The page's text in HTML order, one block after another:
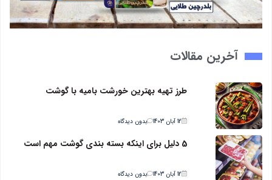
آخرین مقالات
طرز تهیه بهترین خورشت بامیه با گوشت
12 آبان 1403 بدون دیدگاه
5 دلیل برای اینکه بسته بندی گوشت مهم است
12 آبان 1403 بدون دیدگاه